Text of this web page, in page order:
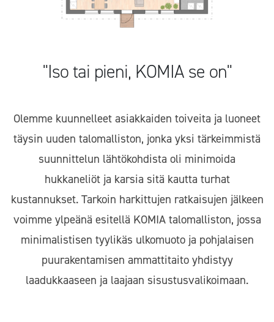
"Iso tai pieni, KOMIA se on"
Olemme kuunnelleet asiakkaiden toiveita ja luoneet
täysin uuden talomalliston, jonka yksi tärkeimmistä
suunnittelun lähtökohdista oli minimoida
hukkaneliöt ja karsia sitä kautta turhat
kustannukset. Tarkoin harkittujen ratkaisujen jälkeen
voimme ylpeänä esitellä KOMIA talomalliston, jossa
minimalistisen tyylikäs ulkomuoto ja pohjalaisen
puurakentamisen ammattitaito yhdistyy
laadukkaaseen ja laajaan sisustusvalikoimaan.